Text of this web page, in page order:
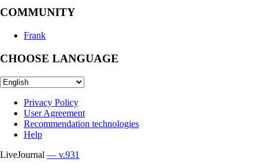
COMMUNITY
Frank
CHOOSE LANGUAGE
Privacy Policy
User Agreement
Recommendation technologies
Help
LiveJournal — v.931